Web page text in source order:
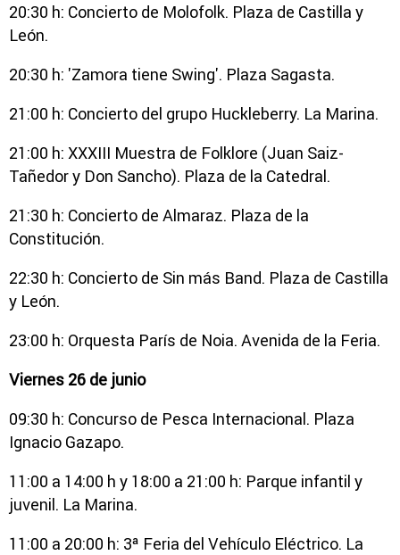
20:30 h: Concierto de Molofolk. Plaza de Castilla y
León.
20:30 h: 'Zamora tiene Swing'. Plaza Sagasta.
21:00 h: Concierto del grupo Huckleberry. La Marina.
21:00 h: XXXIII Muestra de Folklore (Juan Saiz-
Tañedor y Don Sancho). Plaza de la Catedral.
21:30 h: Concierto de Almaraz. Plaza de la
Constitución.
22:30 h: Concierto de Sin más Band. Plaza de Castilla
y León.
23:00 h: Orquesta París de Noia. Avenida de la Feria.
Viernes 26 de junio
09:30 h: Concurso de Pesca Internacional. Plaza
Ignacio Gazapo.
11:00 a 14:00 h y 18:00 a 21:00 h: Parque infantil y
juvenil. La Marina.
11:00 a 20:00 h: 3ª Feria del Vehículo Eléctrico. La